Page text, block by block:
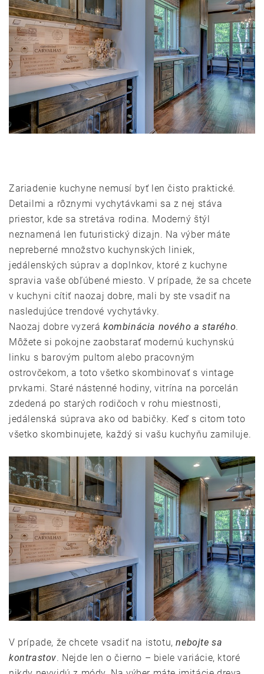
Zariadenie kuchyne nemusí byť len čisto praktické.
Detailmi a rôznymi vychytávkami sa z nej stáva
priestor, kde sa stretáva rodina. Moderný štýl
neznamená len futuristický dizajn. Na výber máte
nepreberné množstvo kuchynských liniek,
jedálenských súprav a doplnkov, ktoré z kuchyne
spravia vaše obľúbené miesto. V prípade, že sa chcete
v kuchyni cítiť naozaj dobre, mali by ste vsadiť na
nasledujúce trendové vychytávky.
Naozaj dobre vyzerá kombinácia nového a starého.
Môžete si pokojne zaobstarať modernú kuchynskú
linku s barovým pultom alebo pracovným
ostrovčekom, a toto všetko skombinovať s vintage
prvkami. Staré nástenné hodiny, vitrína na porcelán
zdedená po starých rodičoch v rohu miestnosti,
jedálenská súprava ako od babičky. Keď s citom toto
všetko skombinujete, každý si vašu kuchyňu zamiluje.
V prípade, že chcete vsadiť na istotu,nebojte sa
kontrastov. Nejde len o čierno – biele variácie, ktoré